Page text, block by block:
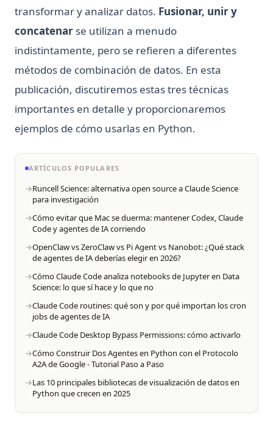
Detect AI Content
Why is ChatGPT Slow? It Might Not Be Your Fault
¿Aprende ChatGPT de las conversaciones de los usuarios?
Descifrando el aprendizaje de la IA y la memoria
¿ChatGPT no funciona? Descubre las causas, soluciones y
alternativas
¿ChatGPT tiene una aplicación?
¿Es GPT-4 gratuito? Todo lo que necesitas saber sobre GPT-
4 está aquí
¿Es seguro ChatGPT? Revelando los hechos y garantizando
tranquilidad
¿Memoria a largo plazo ChatGPT? LTM-1: Un LLM con 5
millones de tokens.
¿Por qué ChatGPT es lento? Puede que no sea tu culpa
¿Puede Chat GPT crear gráficos? Sí y cómo
¿Qué es una puntuación de perplejidad alta en GPT Zero?
Aprende cómo detectar contenido de IA
¿Qué significa GPT en ChatGPT? Explicado en 1 minuto
¿Tiene ChatGPT un Límite de Palabras? Descubre las
Mejores Formas de Superarlo
¿Usa ChatGPT Tensorflow?
¿Vale la pena ChatGPT Plus? Una revisión rápida
Beginners
Python Obtener Todos los Archivos de un Directorio:
Python Pathlib: La Guía Moderna para Manejar Rutas de
Archivos
Python Pathlib: The Modern Guide to File Path Handling
Python Poetry: Guía moderna de gestión de dependencias
y empaquetado
Packaging Guide
Python Random Sampling: Consejos y técnicas para un
análisis de datos eficaz
Python Random Sampling: Tips and Techniques for
Effective Data Analysis
Python Random: Genera números aleatorios, selecciones y
muestras
Python Random: Generate Random Numbers, Choices, and
Samples
Python Regex: The Complete Guide to Regular Expressions
Python Requests Library: Complete Guide to HTTP Requests
in Python
Python SQLite3 Tutorial: Complete Guide to SQLite
Database in Python
Python Sort: Complete Guide to sorted(), list.sort(), and
transformar y analizar datos. Fusionar, unir y
concatenar se utilizan a menudo
indistintamente, pero se refieren a diferentes
métodos de combinación de datos. En esta
publicación, discutiremos estas tres técnicas
importantes en detalle y proporcionaremos
ejemplos de cómo usarlas en Python.
ARTÍCULOS POPULARES
Runcell Science: alternativa open source a Claude Science
para investigación
Cómo evitar que Mac se duerma: mantener Codex, Claude
Code y agentes de IA corriendo
OpenClaw vs ZeroClaw vs Pi Agent vs Nanobot: ¿Qué stack
de agentes de IA deberías elegir en 2026?
Cómo Claude Code analiza notebooks de Jupyter en Data
Science: lo que sí hace y lo que no
Claude Code routines: qué son y por qué importan los cron
jobs de agentes de IA
Claude Code Desktop Bypass Permissions: cómo activarlo
Cómo Construir Dos Agentes en Python con el Protocolo
A2A de Google - Tutorial Paso a Paso
Las 10 principales bibliotecas de visualización de datos en
Python que crecen en 2025